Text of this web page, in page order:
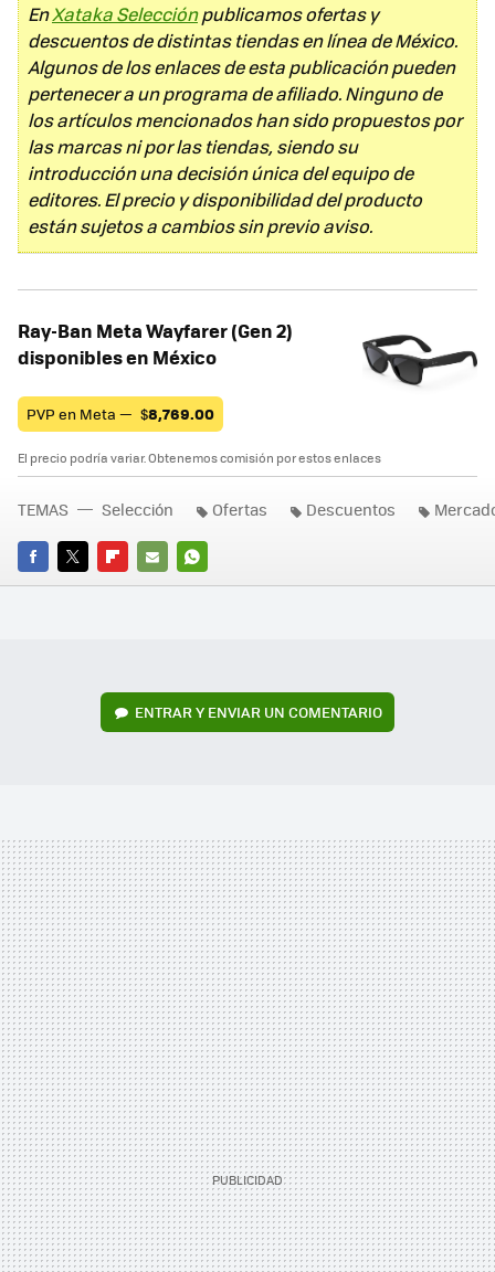
EnXataka Selecciónpublicamos ofertas y
descuentos de distintas tiendas en línea de México.
Algunos de los enlaces de esta publicación pueden
pertenecer a un programa de afiliado. Ninguno de
los artículos mencionados han sido propuestos por
las marcas ni por las tiendas, siendo su
introducción una decisión única del equipo de
editores. El precio y disponibilidad del producto
están sujetos a cambios sin previo aviso.
Ray-Ban Meta Wayfarer (Gen 2)
disponibles en México
PVP en Meta — $8,769.00
El precio podría variar. Obtenemos comisión por estos enlaces
FACEBOOK
TWITTERFLIPBOARD
E-
WHATSAPP
TEMAS Selección Ofertas Descuentos
ENTRAR Y ENVIAR UN COMENTARIO